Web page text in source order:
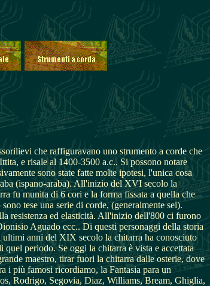
che raffiguravano uno strumento a corde che
e risale al 1400-3500 a.c.. Si possono notare
sono state fatte molte ipotesi, l'unica cosa
(ispano-araba). All'inizio del XVI secolo la
fu munita di 6 cori e la forma fissata a quella che
tese una serie di corde, (generalmente sei).
resistenza ed elasticità. All'inizio dell'800 ci furono
Aguado ecc.. Di questi personaggi della storia
ultimi anni del XIX secolo la chitarra ha conosciuto
periodo. Se oggi la chitarra è vista e accettata
maestro, tirar fuori la chitarra dalle osterie, dove
i più famosi ricordiamo, la Fantasia para un
Rodrigo, Segovia, Diaz, Williams, Bream, Ghiglia,